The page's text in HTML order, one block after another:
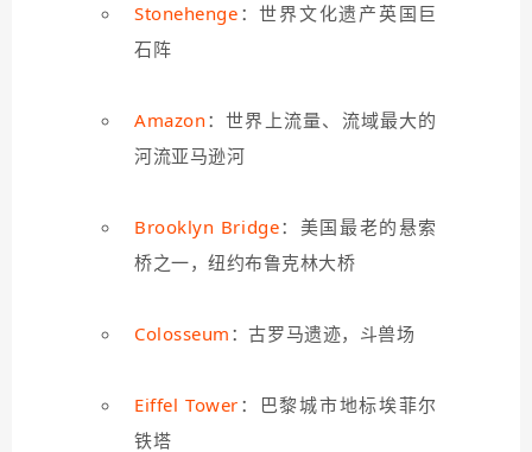
Stonehenge ：世界文化遗产英国巨
石阵
Amazon ：世界上流量、流域最大的
河流亚马逊河
Brooklyn Bridge：美国最老的悬索
桥之一，纽约布鲁克林大桥
Colosseum ：古罗马遗迹，斗兽场
Eiffel Tower ：巴黎城市地标埃菲尔
铁塔